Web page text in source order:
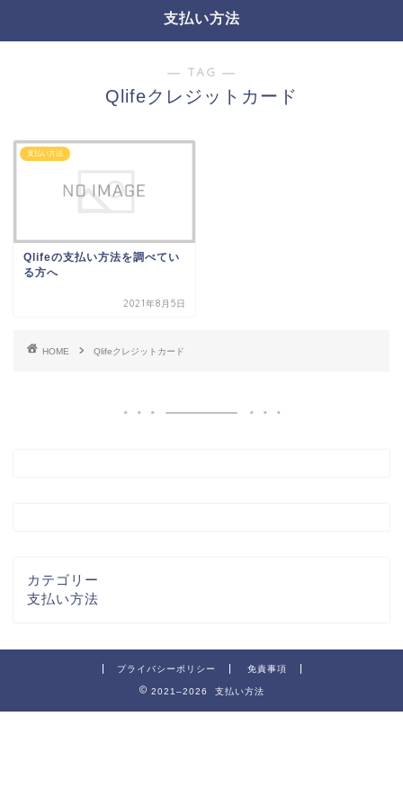
支払い方法
― TAG ―
Qlifeクレジットカード
支払い方法
Qlifeの支払い方法を調べてい
る方へ
2021年8月5日
HOME Qlifeクレジットカード
カテゴリー
支払い方法
プライバシーポリシー 免責事項
2021–2026 支払い方法